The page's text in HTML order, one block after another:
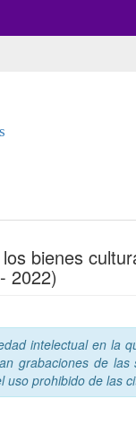
bienes
2022)
intelectual en la
grabaciones de
prohibido de las